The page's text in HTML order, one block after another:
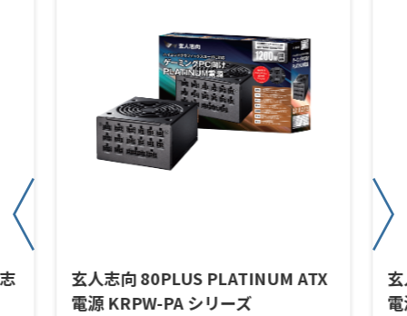
玄人志向 80PLUS PLATINUM ATX
電源 KRPW-PA シリーズ